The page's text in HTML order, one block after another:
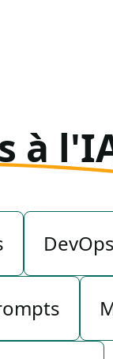
à